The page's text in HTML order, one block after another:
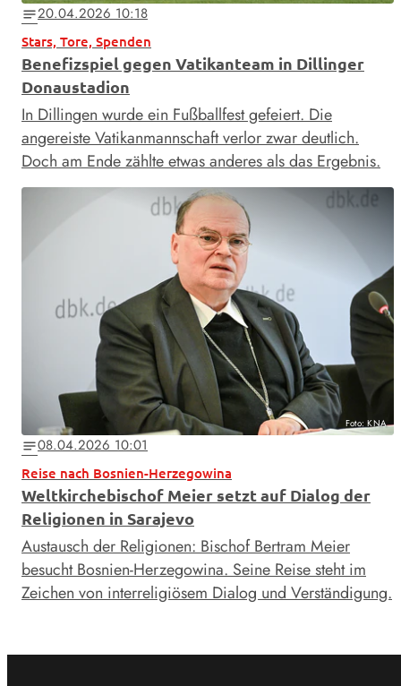
notes20.04.2026 10:18
Stars, Tore, Spenden
Benefizspiel gegen Vatikanteam in Dillinger
Donaustadion
In Dillingen wurde ein Fußballfest gefeiert. Die
angereiste Vatikanmannschaft verlor zwar deutlich.
Doch am Ende zählte etwas anderes als das Ergebnis.
Foto: KNA
notes08.04.2026 10:01
Reise nach Bosnien-Herzegowina
Weltkirchebischof Meier setzt auf Dialog der
Religionen in Sarajevo
Austausch der Religionen: Bischof Bertram Meier
besucht Bosnien-Herzegowina. Seine Reise steht im
Zeichen von interreligiösem Dialog und Verständigung.